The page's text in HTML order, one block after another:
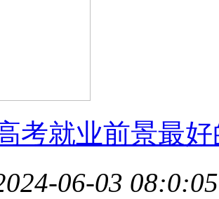
考就业前景最
06-03 08:0:05